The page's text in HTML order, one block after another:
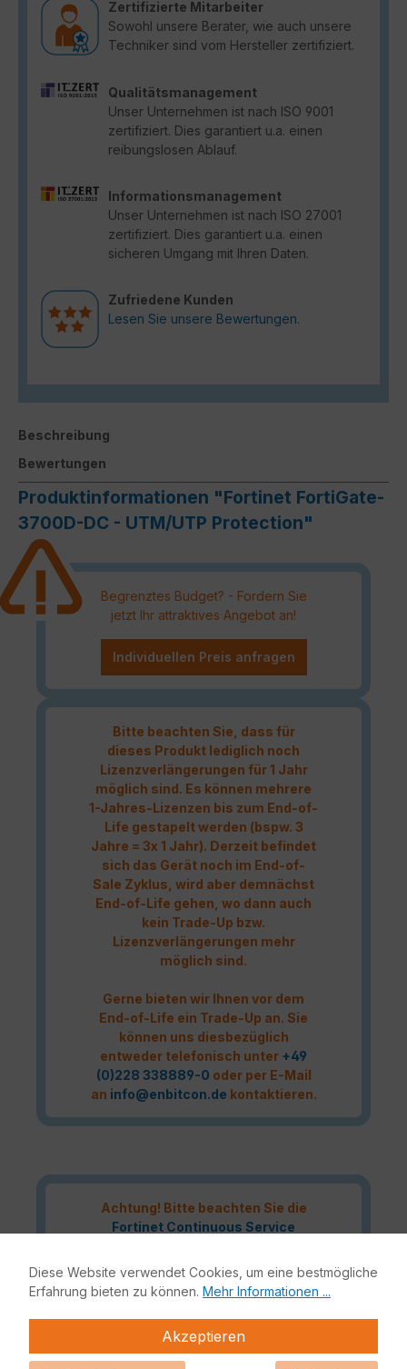
Zertifizierte Mitarbeiter
Sowohl unsere Berater, wie auch unsere
Techniker sind vom Hersteller zertifiziert.
Qualitätsmanagement
Unser Unternehmen ist nach ISO 9001
zertifiziert. Dies garantiert u.a. einen
reibungslosen Ablauf.
Informationsmanagement
Unser Unternehmen ist nach ISO 27001
zertifiziert. Dies garantiert u.a. einen
sicheren Umgang mit Ihren Daten.
Zufriedene Kunden
Lesen Sie unsere Bewertungen.
Beschreibung
Bewertungen
Produktinformationen "Fortinet FortiGate-
3700D-DC - UTM/UTP Protection"
Begrenztes Budget? - Fordern Sie
jetzt Ihr attraktives Angebot an!
Individuellen Preis anfragen
Bitte beachten Sie, dass für
dieses Produkt lediglich noch
Lizenzverlängerungen für 1 Jahr
möglich sind. Es können mehrere
1-Jahres-Lizenzen bis zum End-of-
Life gestapelt werden (bspw. 3
Jahre = 3x 1 Jahr). Derzeit befindet
sich das Gerät noch im End-of-
Sale Zyklus, wird aber demnächst
End-of-Life gehen, wo dann auch
kein Trade-Up bzw.
Lizenzverlängerungen mehr
möglich sind.
Gerne bieten wir Ihnen vor dem
End-of-Life ein Trade-Up an. Sie
können uns diesbezüglich
entweder telefonisch unter +49
(0)228 338889-0 oder per E-Mail
an info@enbitcon.de kontaktieren.
Achtung! Bitte beachten Sie die
Fortinet Continuous Service
Lizenzverlängerungen, sollte Ihre
Lizenz demnächst ablaufen oder
bereits abgelaufen sein!
Diese Website verwendet Cookies, um eine bestmögliche
Erfahrung bieten zu können. Mehr Informationen ...
Akzeptieren